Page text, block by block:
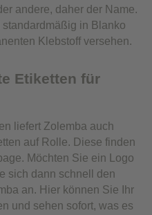
andere, daher der Name.
in Blanko
Klebstoff versehen.
Etiketten für
liefert Zolemba auch
auf Rolle. Diese finden
Möchten Sie ein Logo
sich dann schnell den
an. Hier können Sie Ihr
und sehen sofort, was es